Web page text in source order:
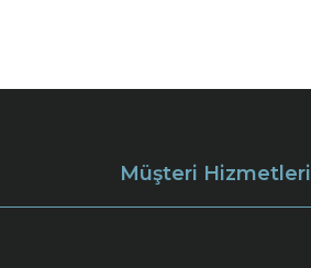
Müşteri Hizmetleri